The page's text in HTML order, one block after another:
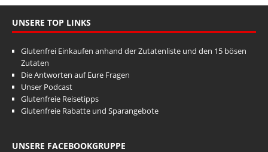
UNSERE TOP LINKS
Glutenfrei Einkaufen anhand der Zutatenliste und den 15 bösen
Zutaten
Die Antworten auf Eure Fragen
Unser Podcast
Glutenfreie Reisetipps
Glutenfreie Rabatte und Sparangebote
UNSERE FACEBOOKGRUPPE